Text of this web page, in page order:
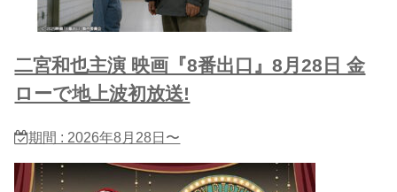
二宮和也主演 映画『8番出口』8月28日 金
ローで地上波初放送!
期間 : 2026年8月28日〜